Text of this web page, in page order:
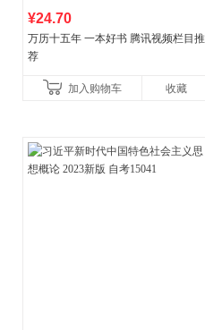
¥24.70
万历十五年 一本好书 腾讯视频栏目推
荐
加入购物车 收藏